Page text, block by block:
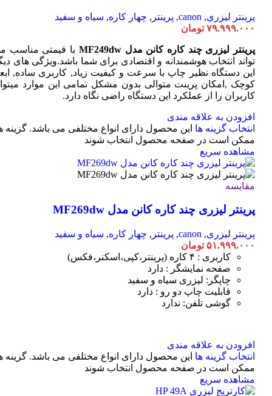
پرینتر لیزری,
canon
, پرینتر , چهار کاره, سیاه و سفید
۷۹.۹۹۹.۰۰۰ تومان
پرینتر لیزری چند کاره کانن مدل MF249dw
با قیمتی مناسب
تواند انتخاب هوشمندانه و اقتصادی برای شما باشد.ویژگی های
این دستگاه نظیر چاپ با سرعت و کیفیت زیاد, کاربری ساده,
کوچک ,امکان پرینت متوالی بدون مشکل تمامی این موارد
کاربران را از عملکرد این دستگاه راضی نگاه دارد.
افزودن به علاقه مندی
انتخاب گزینه ها این محصول دارای انواع مختلفی می باشد. گزینه
ممکن است در صفحه محصول انتخاب شوند
مشاهده سریع
مقایسه
پرینتر لیزری چند کاره کانن مدل MF269dw
پرینتر لیزری,
canon
, پرینتر , چهار کاره, سیاه و سفید
۵۱.۹۹۹.۰۰۰ تومان
کاربری : ۴ کاره (پرینتر،کپی،اسکنر،فکس)
صفحه نمایشگر : دارد
چاپگر: لیزری سیاه و سفید
قابلیت چاپ دو رو : دارد
گوشی تلفن: ندارد
افزودن به علاقه مندی
انتخاب گزینه ها این محصول دارای انواع مختلفی می باشد. گزینه
ممکن است در صفحه محصول انتخاب شوند
مشاهده سریع